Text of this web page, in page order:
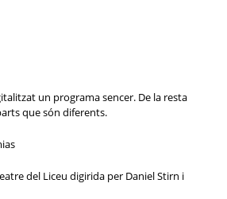
un programa sencer. De la resta
que són diferents.
del Liceu digirida per Daniel Stirn i